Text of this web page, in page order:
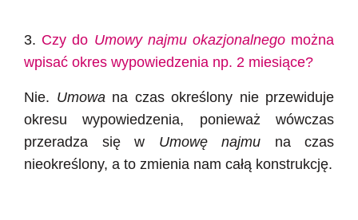
3. Czy do Umowy najmu okazjonalnegomożna
wpisać okres wypowiedzenia np. 2 miesiące?
Nie. Umowana czas określony nie przewiduje
okresu wypowiedzenia, ponieważ wówczas
przeradza się w Umowę najmu na czas
nieokreślony, a to zmienia nam całą konstrukcję.